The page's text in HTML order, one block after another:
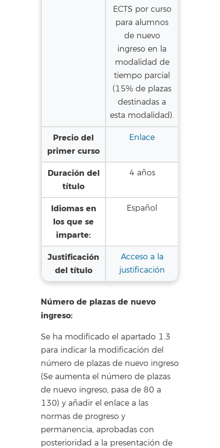
ECTS por curso
para alumnos
de nuevo
ingreso en la
modalidad de
tiempo parcial
(15% de plazas
destinadas a
esta modalidad).
Precio del
primer curso
Enlace
Duración del
título
4 años
Idiomas en
los que se
imparte:
Español
Justificación
del título
Acceso a la
justificación
Número de plazas de nuevo
ingreso:
Se ha modificado el apartado 1.3
para indicar la modificación del
número de plazas de nuevo ingreso
(Se aumenta el número de plazas
de nuevo ingreso, pasa de 80 a
130) y añadir el enlace a las
normas de progreso y
permanencia, aprobadas con
posterioridad a la presentación de